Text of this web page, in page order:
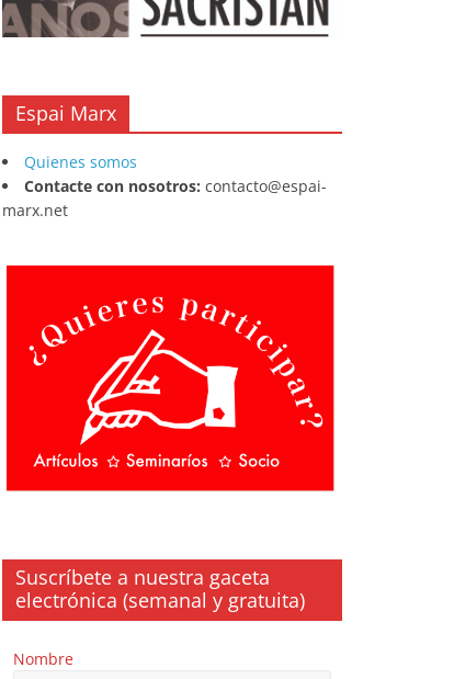
Espai Marx
Quienes somos
Contacte con nosotros: contacto@espai-
marx.net
Suscríbete a nuestra gaceta
electrónica (semanal y gratuita)
Nombre